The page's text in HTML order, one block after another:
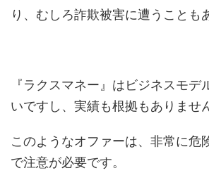
り、むしろ詐欺被害に遭うことも
『ラクスマネー』はビジネスモデ
いですし、実績も根拠もありませ
このようなオファーは、非常に危
で注意が必要です。